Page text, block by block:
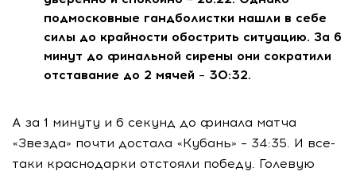
подмосковные гандболистки нашли в себе
силы до крайности обострить ситуацию. За 6
минут до финальной сирены они сократили
отставание до 2 мячей – 30:32.
А за 1 минуту и 6 секунд до финала матча
«Звезда» почти достала «Кубань» – 34:35. И все-
таки краснодарки отстояли победу. Голевую